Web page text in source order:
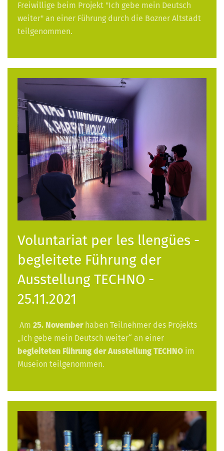
Freiwillige beim Projekt "Ich gebe mein Deutsch
weiter" an einer Führung durch die Bozner Altstadt
teilgenommen.
Voluntariat per les llengües -
begleitete Führung der
Ausstellung TECHNO -
25.11.2021
Am 25. Novemberhaben Teilnehmer des Projekts
„Ich gebe mein Deutsch weiter“ an einer
begleiteten Führung der Ausstellung TECHNO im
Museion teilgenommen.